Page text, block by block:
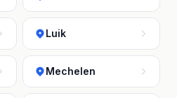
Luik
Mechelen